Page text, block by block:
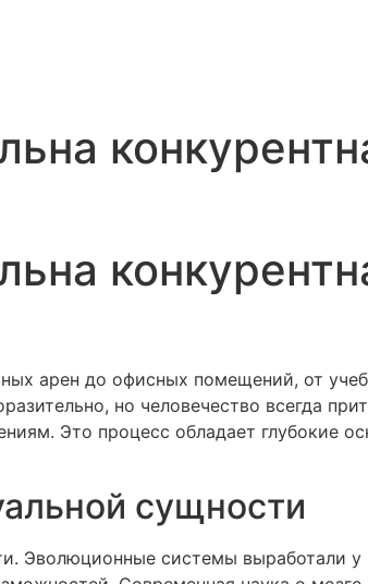
арен до офисных помещений, от
но человечество всегда
Это процесс обладает глубокие
сущности
Эволюционные системы выработали у